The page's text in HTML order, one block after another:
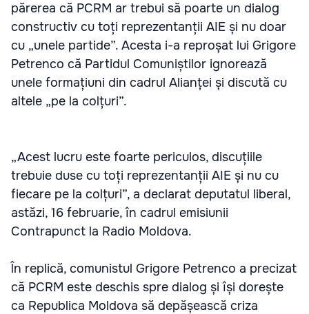
părerea că PCRM ar trebui să poarte un dialog
constructiv cu toți reprezentanții AIE și nu doar
cu „unele partide”. Acesta i-a reproșat lui Grigore
Petrenco că Partidul Comuniștilor ignorează
unele formațiuni din cadrul Alianței și discută cu
altele „pe la colțuri”.
„Acest lucru este foarte periculos, discuțiile
trebuie duse cu toți reprezentanții AIE și nu cu
fiecare pe la colțuri”, a declarat deputatul liberal,
astăzi, 16 februarie, în cadrul emisiunii
Contrapunct la Radio Moldova.
În replică, comunistul Grigore Petrenco a precizat
că PCRM este deschis spre dialog și își dorește
ca Republica Moldova să depășească criza